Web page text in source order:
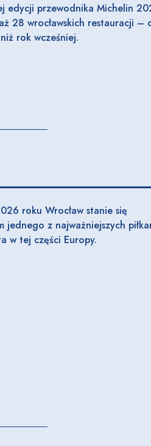
edycji przewodnika Michelin
28 wrocławskich restauracji –
rok wcześniej.
roku Wrocław stanie się
jednego z najważniejszych
w tej części Europy.